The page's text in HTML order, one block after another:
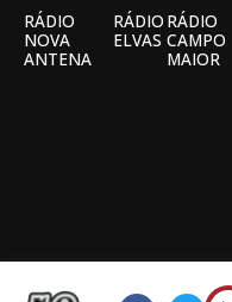
RÁDIO
NOVA
ANTENA
RÁDIO
ELVAS
RÁDIO
CAMPO
MAIOR